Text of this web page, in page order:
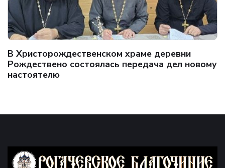
В Христорождественском храме деревни
Рождествено состоялась передача дел новому
настоятелю